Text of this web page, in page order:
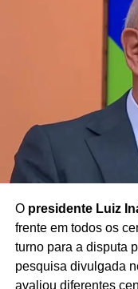
Enquanto o
atenção por
possibilidade de
agentes públicos
frequentemente
O presidente Luiz
frente em todos os
turno para a disputa
pesquisa divulgada
avaliou diferentes